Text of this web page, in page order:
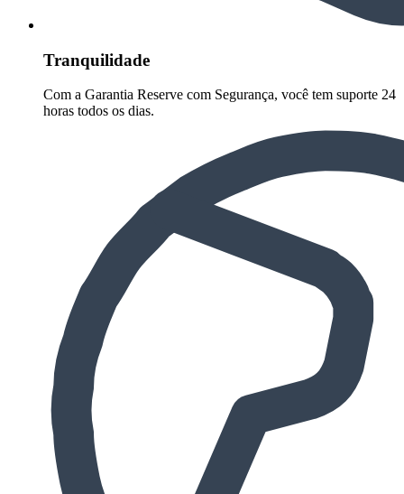
Tranquilidade
Com a Garantia Reserve com Segurança, você tem suporte 24
horas todos os dias.